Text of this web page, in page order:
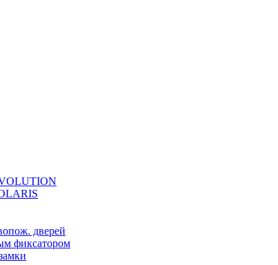
дверей
фиксатором